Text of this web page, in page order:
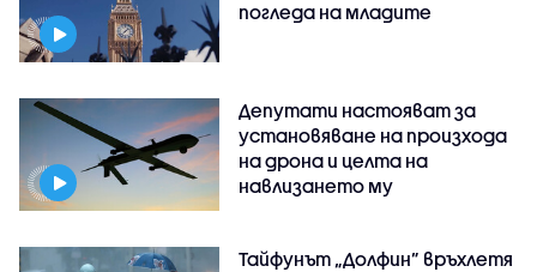
погледа на младите
Депутати настояват за
установяване на произхода
на дрона и целта на
навлизането му
Тайфунът „Долфин” връхлетя